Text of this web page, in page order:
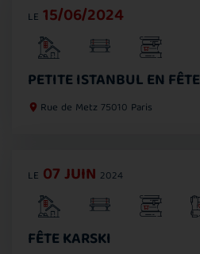
LE 15/06/2024
PETITE ISTANBUL EN FÊTE
Rue de Metz 75010 Paris
LE 07JUIN 2024
FÊTE KARSKI